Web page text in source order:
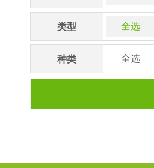
类型 全选
种类 全选